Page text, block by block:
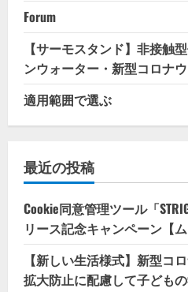
Forum
【サーモスタンド】非接触
ンウォーター・新型コロナ
適用範囲で選ぶ
最近の投稿
Cookie同意管理ツール「
リース記念キャンペーン【
【新しい生活様式】新型コ
拡大防止に配慮して子ども